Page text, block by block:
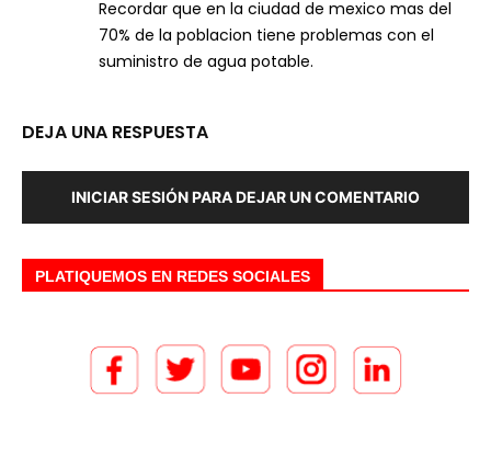
Recordar que en la ciudad de mexico mas del
70% de la poblacion tiene problemas con el
suministro de agua potable.
DEJA UNA RESPUESTA
INICIAR SESIÓN PARA DEJAR UN COMENTARIO
PLATIQUEMOS EN REDES SOCIALES